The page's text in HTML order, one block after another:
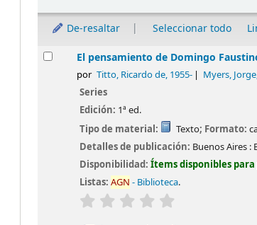
De-resaltar Seleccionar todo
ResultadosEl pensamiento de Domingo
por Titto, Ricardo de, 1955- Myers, Jorge
Series
Edición: 1ª ed.
Tipo de material:
Texto; Formato:
Detalles de publicación: Buenos Aires :
Disponibilidad:Ítems disponibles
Listas: AGN - Biblioteca.
valoración